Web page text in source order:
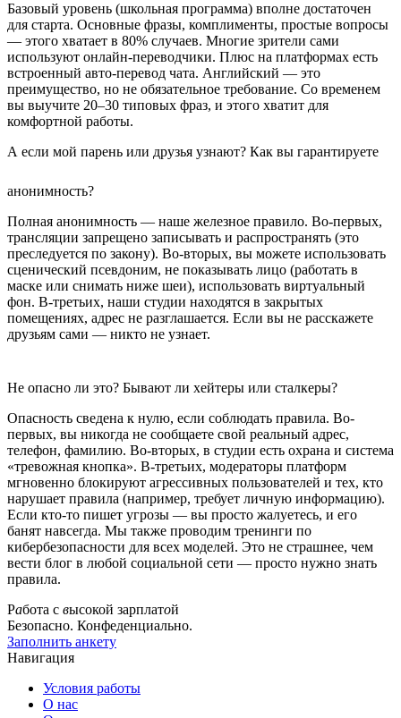
Базовый уровень (школьная программа) вполне достаточен
для старта. Основные фразы, комплименты, простые вопросы
— этого хватает в 80% случаев. Многие зрители сами
используют онлайн-переводчики. Плюс на платформах есть
встроенный авто-перевод чата. Английский — это
преимущество, но не обязательное требование. Со временем
вы выучите 20–30 типовых фраз, и этого хватит для
комфортной работы.
А если мой парень или друзья узнают? Как вы гарантируете
анонимность?
Полная анонимность — наше железное правило. Во-первых,
трансляции запрещено записывать и распространять (это
преследуется по закону). Во-вторых, вы можете использовать
сценический псевдоним, не показывать лицо (работать в
маске или снимать ниже шеи), использовать виртуальный
фон. В-третьих, наши студии находятся в закрытых
помещениях, адрес не разглашается. Если вы не расскажете
друзьям сами — никто не узнает.
Не опасно ли это? Бывают ли хейтеры или сталкеры?
Опасность сведена к нулю, если соблюдать правила. Во-
первых, вы никогда не сообщаете свой реальный адрес,
телефон, фамилию. Во-вторых, в студии есть охрана и система
«тревожная кнопка». В-третьих, модераторы платформ
мгновенно блокируют агрессивных пользователей и тех, кто
нарушает правила (например, требует личную информацию).
Если кто-то пишет угрозы — вы просто жалуетесь, и его
банят навсегда. Мы также проводим тренинги по
кибербезопасности для всех моделей. Это не страшнее, чем
вести блог в любой социальной сети — просто нужно знать
правила.
Работа с высокой зарплатой
Безопасно. Конфеденциально.
Заполнить анкету
Навигация
Условия работы
О нас